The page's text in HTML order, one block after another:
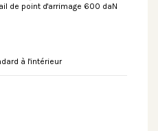
de point d'arrimage 600 daN
à l'intérieur